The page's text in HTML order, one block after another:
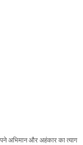
अभिमान और अहंकार का त्याग